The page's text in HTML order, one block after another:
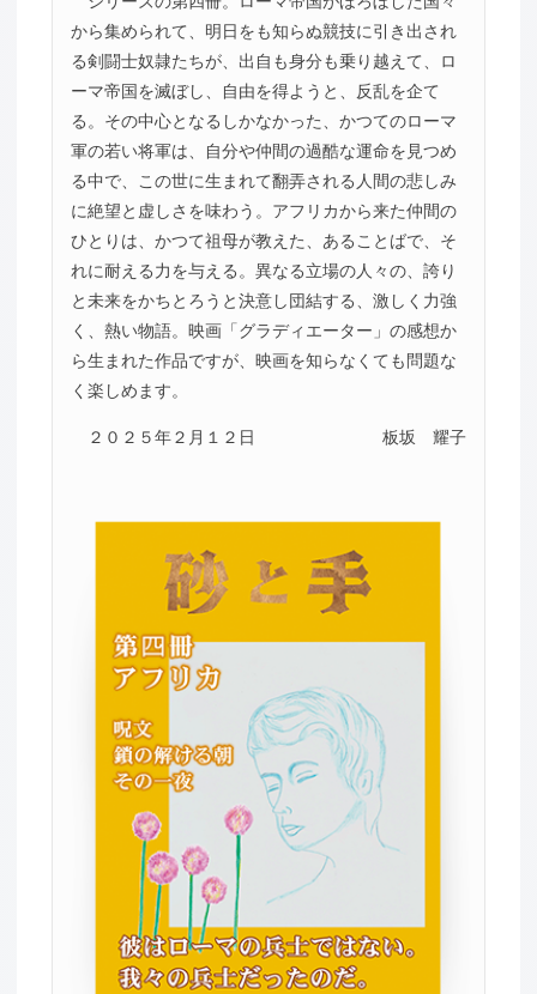
から集められて、明日をも知らぬ競技に引き出され
る剣闘士奴隷たちが、出自も身分も乗り越えて、ロ
ーマ帝国を滅ぼし、自由を得ようと、反乱を企て
る。その中心となるしかなかった、かつてのローマ
軍の若い将軍は、自分や仲間の過酷な運命を見つめ
る中で、この世に生まれて翻弄される人間の悲しみ
に絶望と虚しさを味わう。アフリカから来た仲間の
ひとりは、かつて祖母が教えた、あることばで、そ
れに耐える力を与える。異なる立場の人々の、誇り
と未来をかちとろうと決意し団結する、激しく力強
く、熱い物語。映画「グラディエーター」の感想か
ら生まれた作品ですが、映画を知らなくても問題な
く楽しめます。
２０２５年２月１２日 板坂 耀子